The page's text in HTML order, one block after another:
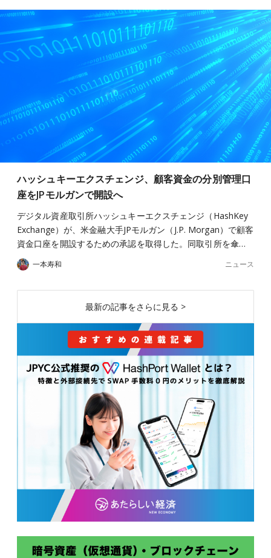
ハッシュキーエクスチェンジ、顧客資金の分別管理口
座をJPモルガンで開設へ
デジタル資産取引所ハッシュキーエクスチェンジ（HashKey
Exchange）が、米金融大手JPモルガン（J.P. Morgan）で顧客
資金口座を開設するための承認を取得した。同取引所を傘…
一本寿和 ニュース
最新の記事をさらに見る >